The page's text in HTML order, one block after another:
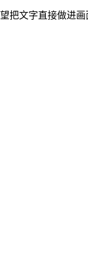
把文字直接做进画